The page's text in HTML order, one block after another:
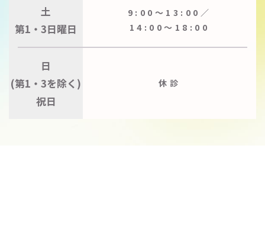
土
第1・3日曜日
9:00〜13:00／
14:00〜18:00
日
(第1・3を除く)
祝日
休診